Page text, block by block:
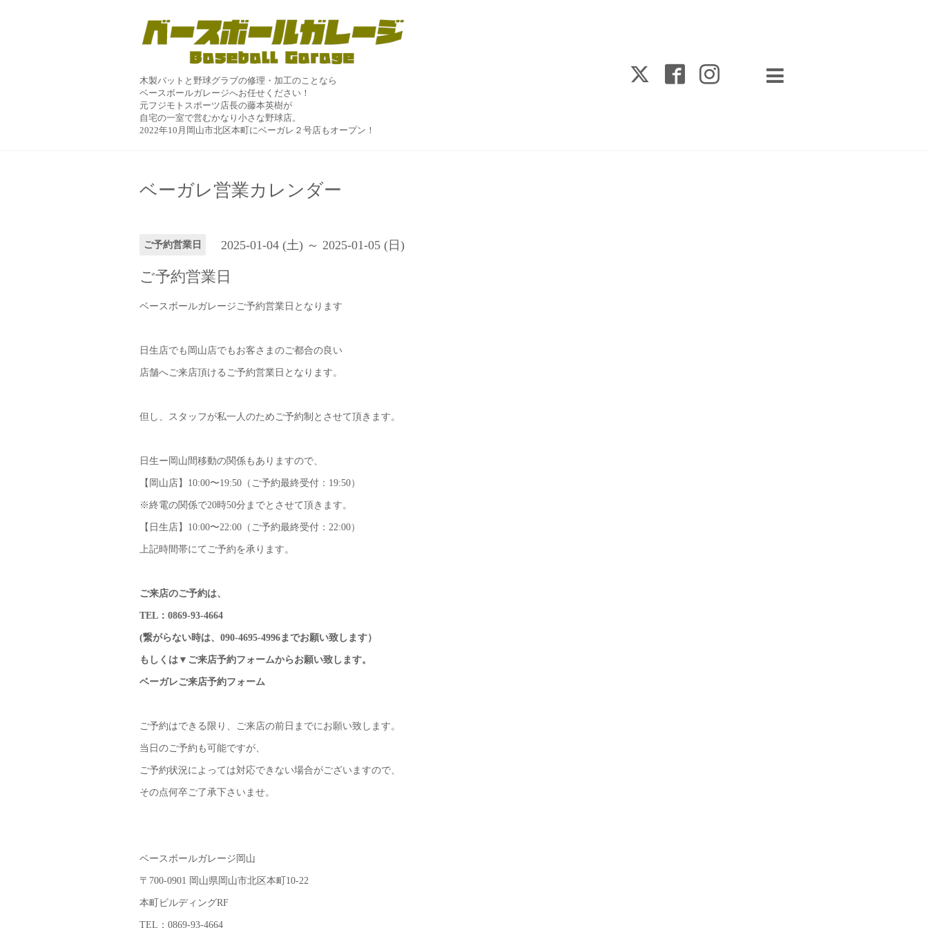
木製バットと野球グラブの修理・加工のことなら
ベースボールガレージへお任せください！
元フジモトスポーツ店長の藤本英樹が
自宅の一室で営むかなり小さな野球店。
2022年10月岡山市北区本町にベーガレ２号店もオープン！
ベーガレ営業カレンダー
ご予約営業日 2025-01-04 (土) ～ 2025-01-05 (日)
ご予約営業日
ベースボールガレージご予約営業日となります
日生店でも岡山店でもお客さまのご都合の良い
店舗へご来店頂けるご予約営業日となります。
但し、スタッフが私一人のためご予約制とさせて頂きます。
日生ー岡山間移動の関係もありますので、
【岡山店】10:00〜19:50（ご予約最終受付：19:50）
※終電の関係で20時50分までとさせて頂きます。
【日生店】10:00〜22:00（ご予約最終受付：22:00）
上記時間帯にてご予約を承ります。
ご来店のご予約は、
TEL：0869-93-4664
(繋がらない時は、090-4695-4996までお願い致します）
もしくは▼ご来店予約フォームからお願い致します。
ベーガレご来店予約フォーム
ご予約はできる限り、ご来店の前日までにお願い致します。
当日のご予約も可能ですが、
ご予約状況によっては対応できない場合がございますので、
その点何卒ご了承下さいませ。
ベースボールガレージ岡山
〒700-0901 岡山県岡山市北区本町10-22
本町ビルディングRF
TEL：0869-93-4664